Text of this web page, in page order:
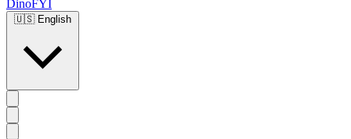
DinoFYI
🇺🇸 English